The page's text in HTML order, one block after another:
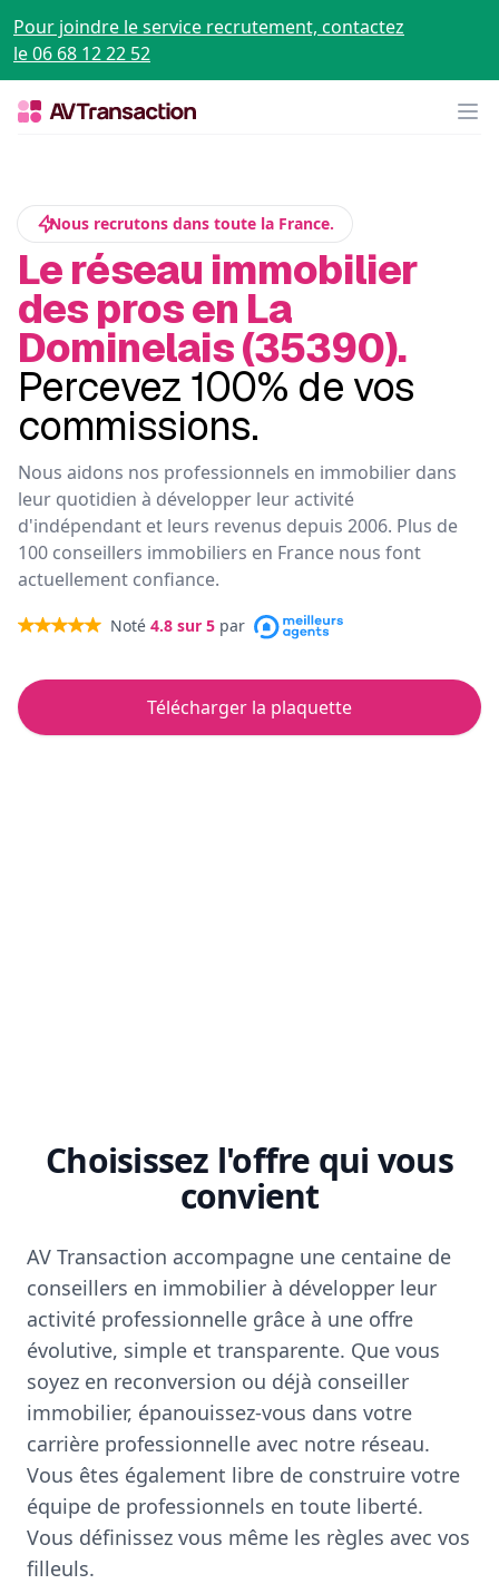
Pour joindre le service recrutement, contactez
le 06 68 12 22 52
Nous recrutons dans toute la France.
Le réseau immobilier
des pros en La
Dominelais (35390).
Percevez 100% de vos
commissions.
Nous aidons nos professionnels en immobilier dans
leur quotidien à développer leur activité
d'indépendant et leurs revenus depuis 2006. Plus de
100 conseillers immobiliers en France nous font
actuellement confiance.
Noté 4.8 sur 5 par
Télécharger la plaquette
Choisissez l'offre qui vous
convient
AV Transaction accompagne une centaine de
conseillers en immobilier à développer leur
activité professionnelle grâce à une offre
évolutive, simple et transparente. Que vous
soyez en reconversion ou déjà conseiller
immobilier, épanouissez-vous dans votre
carrière professionnelle avec notre réseau.
Vous êtes également libre de construire votre
équipe de professionnels en toute liberté.
Vous définissez vous même les règles avec vos
filleuls.